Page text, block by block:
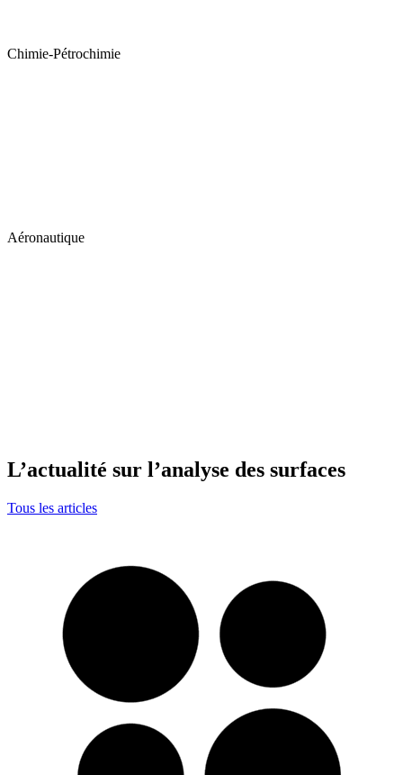
Chimie-Pétrochimie
Aéronautique
L’actualité sur l’analyse des surfaces
Tous les articles